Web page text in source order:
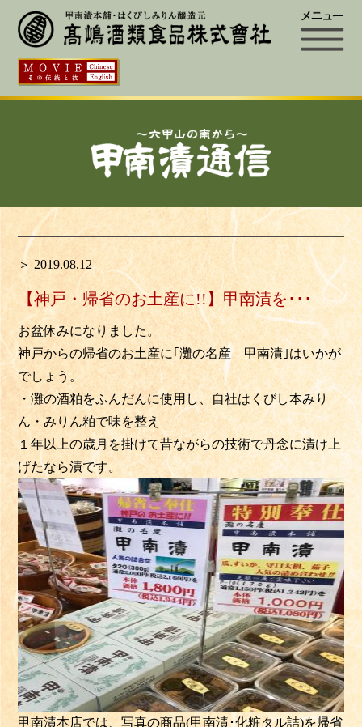
＞ 2019.08.12
【神戸・帰省のお土産に!!】甲南漬を･･･
お盆休みになりました。
神戸からの帰省のお土産に｢灘の名産 甲南漬｣はいかが
でしょう。
・灘の酒粕をふんだんに使用し、自社はくびし本みり
ん・みりん粕で味を整え
１年以上の歳月を掛けて昔ながらの技術で丹念に漬け上
げたなら漬です。
甲南漬本店では、写真の商品(甲南漬･化粧タル詰)を帰省